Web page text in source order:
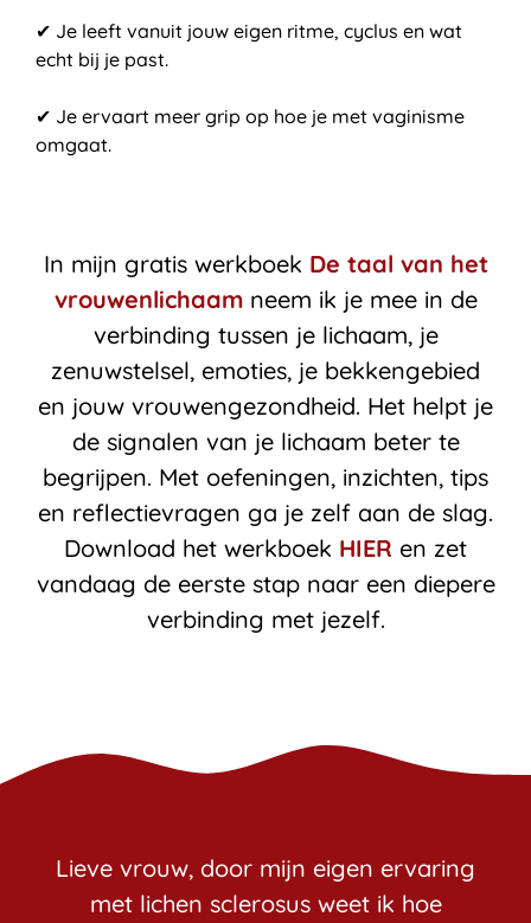
✔ Je leeft vanuit jouw eigen ritme, cyclus en wat
echt bij je past.
✔ Je ervaart meer grip op hoe je met vaginisme
omgaat.
In mijn gratis werkboek De taal van het
vrouwenlichaamneem ik je mee in de
verbinding tussen je lichaam, je
zenuwstelsel, emoties, je bekkengebied
en jouw vrouwengezondheid. Het helpt je
de signalen van je lichaam beter te
begrijpen. Met oefeningen, inzichten, tips
en reflectievragen ga je zelf aan de slag.
Download het werkboek HIER en zet
vandaag de eerste stap naar een diepere
verbinding met jezelf.
Lieve vrouw, door mijn eigen ervaring
met lichen sclerosus weet ik hoe